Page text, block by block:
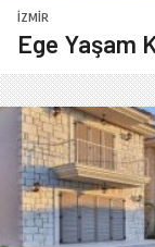
İZMIR
Ege Yaşam